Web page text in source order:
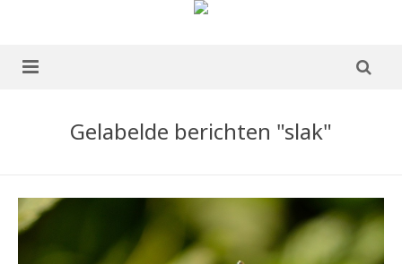
Boek te koop
Gelabelde berichten "slak"